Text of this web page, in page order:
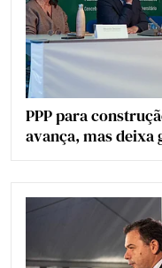
PPP para
avança, mas deixa